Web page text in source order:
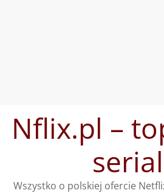
treściNflix.pl –
Wszystko o polskiej ofercie